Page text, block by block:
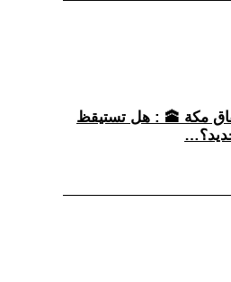
مكة 🕋 : هل تستيقظ